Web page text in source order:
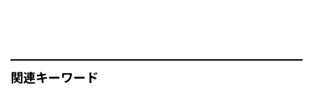
関連キーワード